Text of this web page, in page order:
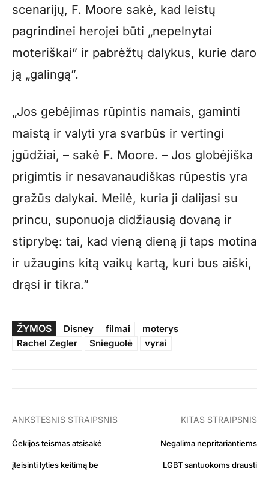
scenarijų, F. Moore sakė, kad leistų
pagrindinei herojei būti „nepelnytai
moteriškai” ir pabrėžtų dalykus, kurie daro
ją „galingą”.
„Jos gebėjimas rūpintis namais, gaminti
maistą ir valyti yra svarbūs ir vertingi
įgūdžiai, – sakė F. Moore. – Jos globėjiška
prigimtis ir nesavanaudiškas rūpestis yra
gražūs dalykai. Meilė, kuria ji dalijasi su
princu, suponuoja didžiausią dovaną ir
stiprybę: tai, kad vieną dieną ji taps motina
ir užaugins kitą vaikų kartą, kuri bus aiški,
drąsi ir tikra.”
ŽYMOS Disney filmai
moterys
Rachel Zegler
Snieguolė vyrai
ANKSTESNIS STRAIPSNIS
Čekijos teismas atsisakė
įteisinti lyties keitimą be
KITAS STRAIPSNIS
Negalima nepritariantiems
LGBT santuokoms drausti